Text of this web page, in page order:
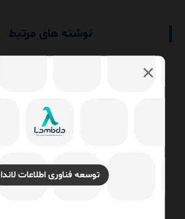
توسعه فناوری اطلاعات لاندا
نوشته های مرتبط